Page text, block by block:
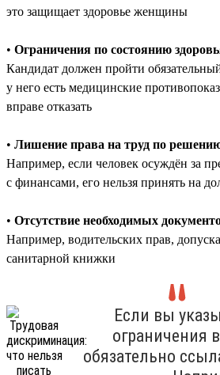
это защищает здоровье женщины
• Ограничения по состоянию
Кандидат должен пройти
у него есть медицинские
вправе отказать
• Лишение права на труд по
Например, если человек осуждён за
с финансами, его нельзя принять на
• Отсутствие необходимых
Например, водительских прав,
санитарной книжки
Если вы
ограничения
обязательно